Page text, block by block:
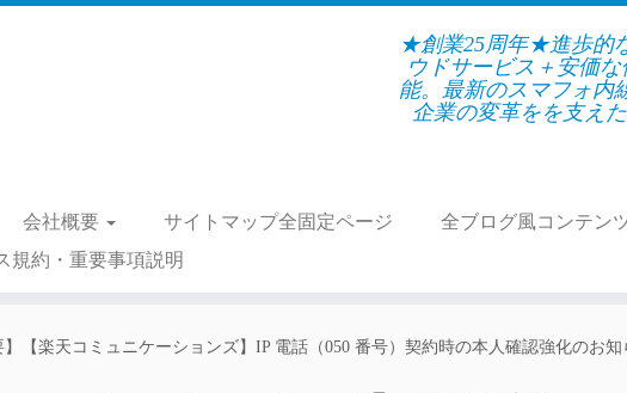
★創業25周年★進歩的
ウドサービス＋安価
能。最新のスマフォ内
企業の変革をを支え
会社概要 サイトマップ全固定ページ 全ブログ風コンテン
規約・重要事項説明
】【楽天コミュニケーションズ】IP 電話（050 番号）契約時の本人確認強化のお